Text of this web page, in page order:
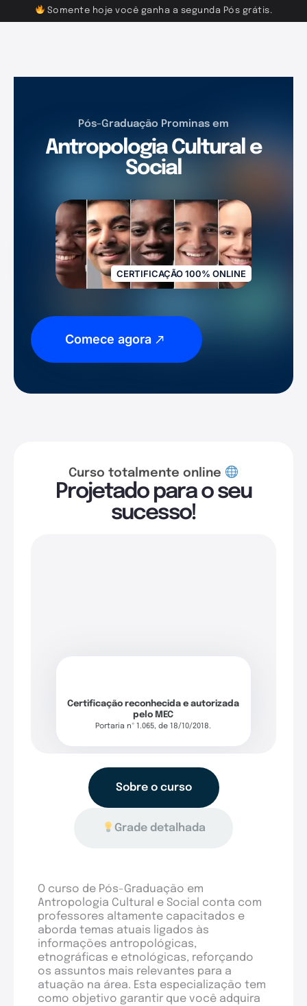
Somente hoje você ganha a segunda Pós grátis.
Pós-Graduação Prominas em
Antropologia Cultural e
Social
CERTIFICAÇÃO 100% ONLINE
Comece agora
Curso totalmente online
Projetado para o seu
sucesso!
Certificação reconhecida e autorizada
pelo MEC
Portaria nº 1.065, de 18/10/2018.
Sobre o curso
Grade detalhada
O curso de Pós-Graduação em
Antropologia Cultural e Social conta com
professores altamente capacitados e
aborda temas atuais ligados às
informações antropológicas,
etnográficas e etnológicas, reforçando
os assuntos mais relevantes para a
atuação na área. Esta especialização tem
como objetivo garantir que você adquira